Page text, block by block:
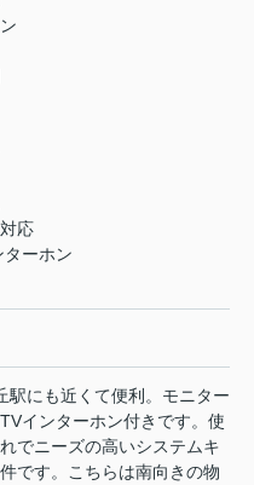
応
ーホン
駅にも近くて便利。モニター
インターホン付きです。使
でニーズの高いシステムキ
です。こちらは南向きの物